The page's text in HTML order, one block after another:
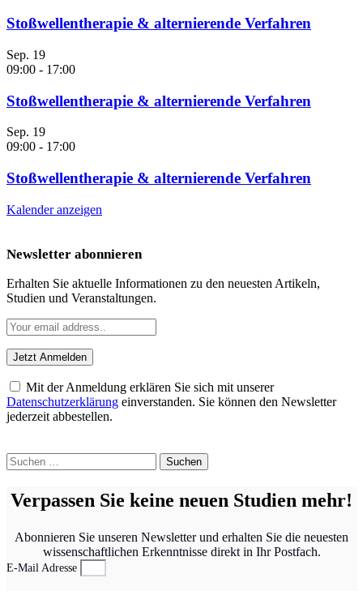
Stoßwellentherapie & alternierende Verfahren
Sep. 19
09:00 - 17:00
Stoßwellentherapie & alternierende Verfahren
Sep. 19
09:00 - 17:00
Stoßwellentherapie & alternierende Verfahren
Kalender anzeigen
Newsletter abonnieren
Erhalten Sie aktuelle Informationen zu den neuesten Artikeln,
Studien und Veranstaltungen.
Mit der Anmeldung erklären Sie sich mit unserer
Datenschutzerklärung einverstanden. Sie können den Newsletter
jederzeit abbestellen.
Suchen
nach:
Verpassen Sie keine neuen Studien mehr!
Abonnieren Sie unseren Newsletter und erhalten Sie die neuesten
wissenschaftlichen Erkenntnisse direkt in Ihr Postfach.
E-Mail Adresse